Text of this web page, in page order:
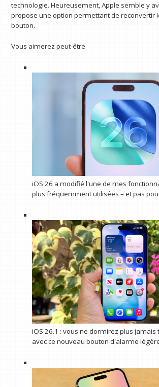
technologie. Heureusement, Apple semble y
propose une option permettant de reconvertir
bouton.
Vous aimerez peut-être
iOS 26 a modifié l'une de mes
plus fréquemment utilisées – et pas
iOS 26.1 : vous ne dormirez plus
avec ce nouveau bouton d'alarme